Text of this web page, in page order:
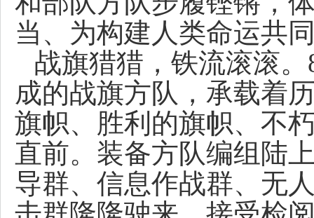
当、为构建人类命运共
战旗猎猎，铁流滚滚
成的战旗方队，承载着
旗帜、胜利的旗帜、不
直前。装备方队编组陆
导群、信息作战群、无